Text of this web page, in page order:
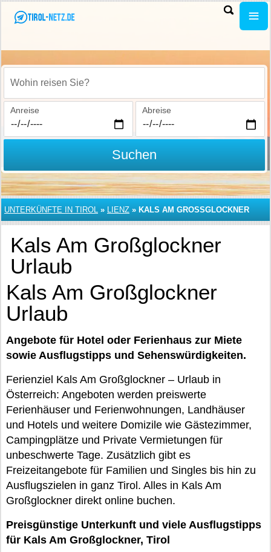
Wohin reisen Sie?
Anreise Abreise
Suchen
UNTERKÜNFTE IN TIROL » LIENZ » KALS AM GROSSGLOCKNER
Kals Am Großglockner
Urlaub
Kals Am Großglockner
Urlaub
Angebote für Hotel oder Ferienhaus zur Miete
sowie Ausflugstipps und Sehenswürdigkeiten.
Ferienziel Kals Am Großglockner – Urlaub in
Österreich: Angeboten werden preiswerte
Ferienhäuser und Ferienwohnungen, Landhäuser
und Hotels und weitere Domizile wie Gästezimmer,
Campingplätze und Private Vermietungen für
unbeschwerte Tage. Zusätzlich gibt es
Freizeitangebote für Familien und Singles bis hin zu
Ausflugszielen in ganz Tirol. Alles in Kals Am
Großglockner direkt online buchen.
Preisgünstige Unterkunft und viele Ausflugstipps
für Kals Am Großglockner, Tirol